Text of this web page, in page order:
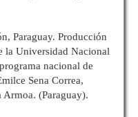
Paraguay. Producción
la Universidad Nacional
nacional de
Sena Correa,
(Paraguay).